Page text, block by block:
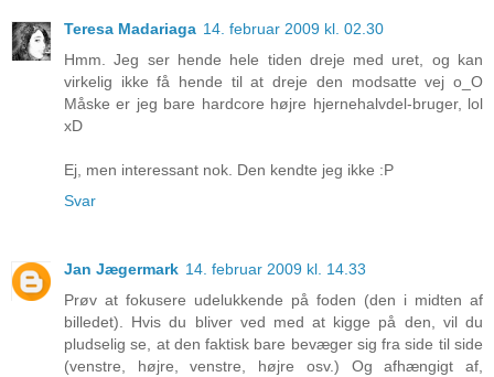
Teresa Madariaga 14. februar 2009 kl. 02.30
Hmm. Jeg ser hende hele tiden dreje med uret, og kan
virkelig ikke få hende til at dreje den modsatte vej o_O
Måske er jeg bare hardcore højre hjernehalvdel-bruger, lol
xD
Ej, men interessant nok. Den kendte jeg ikke :P
Svar
Jan Jægermark 14. februar 2009 kl. 14.33
Prøv at fokusere udelukkende på foden (den i midten af
billedet). Hvis du bliver ved med at kigge på den, vil du
pludselig se, at den faktisk bare bevæger sig fra side til side
(venstre, højre, venstre, højre osv.) Og afhængigt af,